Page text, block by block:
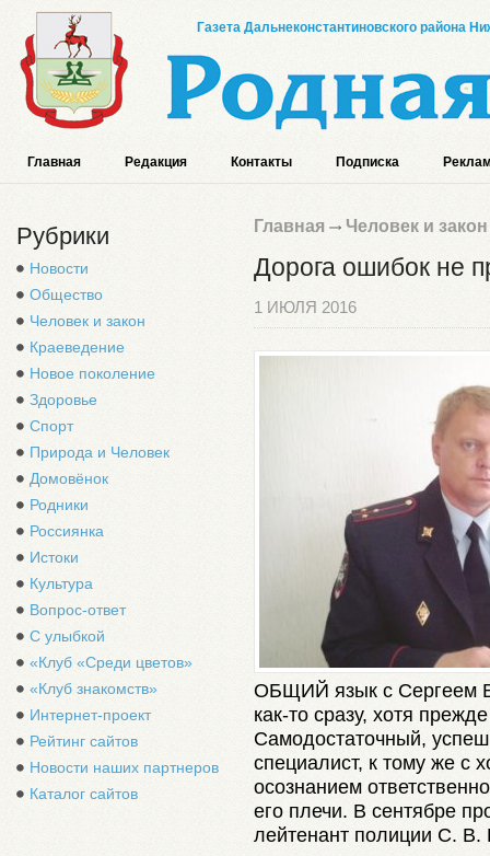
Газета Дальнеконстантиновского района
Главная Редакция Контакты Подписка
Рубрики
Новости
Общество
Человек и закон
Краеведение
Новое поколение
Здоровье
Спорт
Природа и Человек
Домовёнок
Родники
Россиянка
Истоки
Культура
Вопрос-ответ
С улыбкой
«Клуб «Среди цветов»
«Клуб знакомств»
Интернет-проект
Рейтинг сайтов
Новости наших партнеров
Каталог сайтов
Главная Человек и закон
Дорога ошибок не
1 ИЮЛЯ 2016
ОБЩИЙ язык с Сергеем
как-то сразу, хотя
Самодостаточный,
специалист, к тому же с
осознанием
его плечи. В сентябре
лейтенант полиции С.